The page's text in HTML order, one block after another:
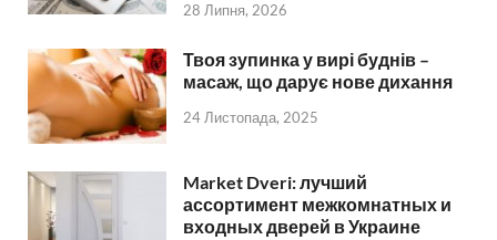
28 Липня, 2026
Твоя зупинка у вирі буднів –
масаж, що дарує нове дихання
24 Листопада, 2025
Market Dveri: лучший
ассортимент межкомнатных и
входных дверей в Украине